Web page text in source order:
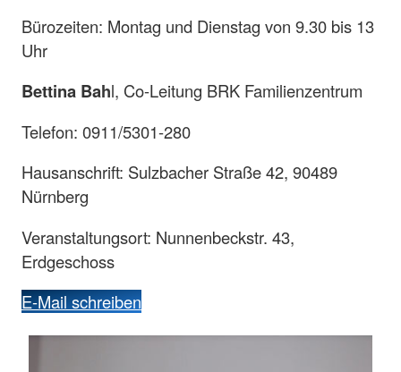
Bürozeiten: Montag und Dienstag von 9.30 bis 13
Uhr
Bettina Bahl, Co-Leitung BRK Familienzentrum
Telefon: 0911/5301-280
Hausanschrift: Sulzbacher Straße 42, 90489
Nürnberg
Veranstaltungsort: Nunnenbeckstr. 43,
Erdgeschoss
E-Mail schreiben